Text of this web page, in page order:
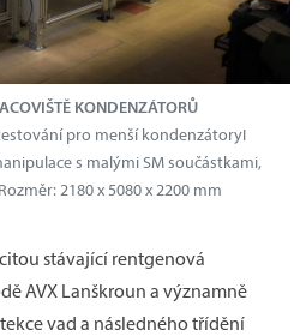
KONDENZÁTORŮ
pro menší kondenzátoryI
s malými SM součástkami,
2180 x 5080 x 2200 mm
stávající rentgenová
AVX Lanškroun a významně
vad a následného třídění